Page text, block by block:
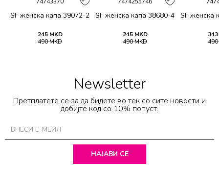
SF женска капа 39072-2
245 MKD
490MKD
SF женска капа 38680-4
245 MKD
490MKD
SF женска
343
490
Newsletter
Претплатете се за да бидете во тек со сите новости и
добијте код со 10% попуст.
НАЈАВИ СЕ